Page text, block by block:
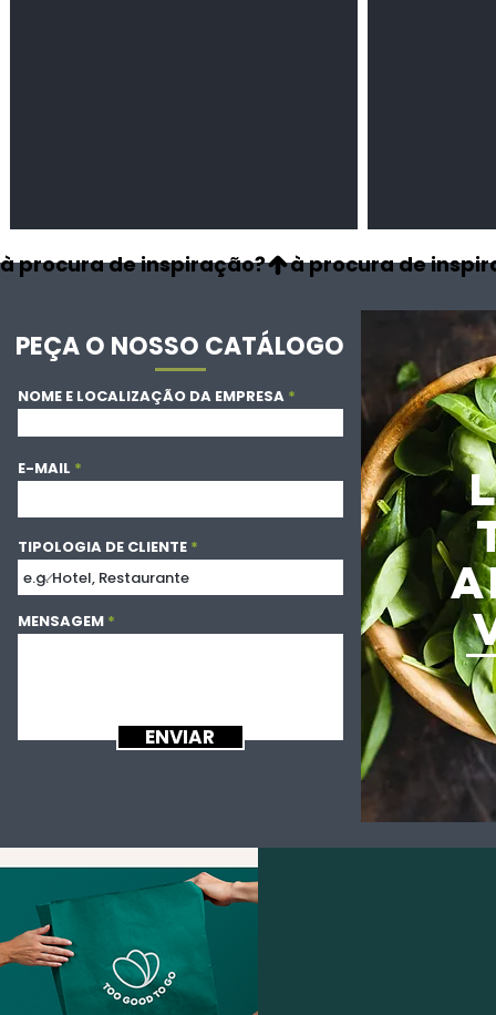
à procura de inspiração?
PEÇA O NOSSO CATÁLOGO
NOME E LOCALIZAÇÃO DA EMPRESA
E-MAIL
TIPOLOGIA DE CLIENTE
MENSAGEM
ENVIAR